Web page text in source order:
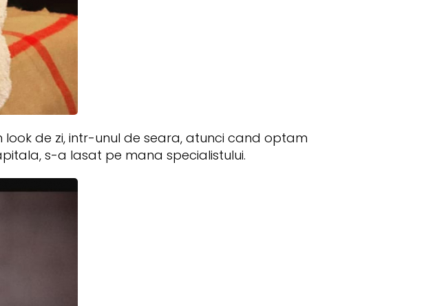
de zi, intr-unul de seara, atunci cand optam
s-a lasat pe mana specialistului.